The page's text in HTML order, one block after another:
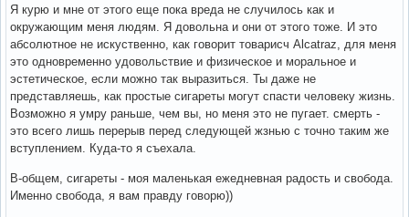
Я курю и мне от этого еще пока вреда не случилось как и
окружающим меня людям. Я довольна и они от этого тоже. И это
абсолютное не искуственно, как говорит товарисч Alcatraz, для меня
это одновременно удовольствие и физическое и моральное и
эстетическое, если можно так выразиться. Ты даже не
представляешь, как простые сигареты могут спасти человеку жизнь.
Возможно я умру раньше, чем вы, но меня это не пугает. смерть -
это всего лишь перерыв перед следующей жзнью с точно таким же
вступлением. Куда-то я съехала.
В-общем, сигареты - моя маленькая ежедневная радость и свобода.
Именно свобода, я вам правду говорю))